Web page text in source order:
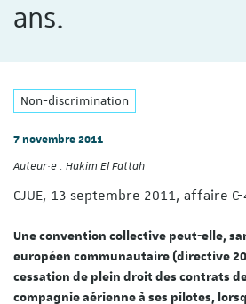
ans.
Non-discrimination
7 novembre 2011
Auteur·e : Hakim El Fattah
CJUE, 13 septembre 2011, affaire
Une convention collective peut-elle,
européen communautaire (directive
cessation de plein droit des contrats
compagnie aérienne à ses pilotes,